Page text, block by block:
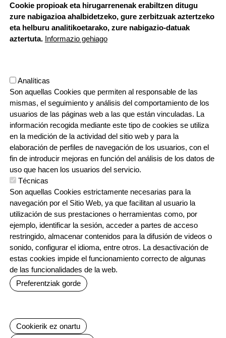
HORARIO DE SECRETARÍA:
De lunes a jueves 8:00 - 18:00
Viernes 8:00 - 17:00
20570 Bergara, Gipuzkoa
943 76 90 71
ORRI-OINA
CONTACTO
TRABAJA CON NOSOTROS
IRUDIA
Irudia Irudia Irudia
Cookie propioak eta hirugarrenenak erabiltzen ditugu
zure nabigazioa ahalbidetzeko, gure zerbitzuak aztertzeko
eta helburu analitikoetarako, zure nabigazio-datuak
aztertuta. Informazio gehiago
Analíticas
Son aquellas Cookies que permiten al responsable de las
mismas, el seguimiento y análisis del comportamiento de los
usuarios de las páginas web a las que están vinculadas. La
información recogida mediante este tipo de cookies se utiliza
en la medición de la actividad del sitio web y para la
elaboración de perfiles de navegación de los usuarios, con el
fin de introducir mejoras en función del análisis de los datos de
uso que hacen los usuarios del servicio.
Técnicas
Son aquellas Cookies estrictamente necesarias para la
navegación por el Sitio Web, ya que facilitan al usuario la
utilización de sus prestaciones o herramientas como, por
ejemplo, identificar la sesión, acceder a partes de acceso
restringido, almacenar contenidos para la difusión de videos o
sonido, configurar el idioma, entre otros. La desactivación de
estas cookies impide el funcionamiento correcto de algunas
de las funcionalidades de la web.
Preferentziak gorde
Cookierik ez onartu
Baimenak ezeztatu